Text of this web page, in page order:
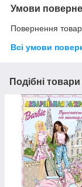
Умови
Повернення
Всі умови
Подібні товари